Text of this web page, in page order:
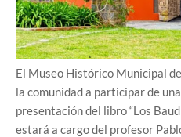
El Museo Histórico Municipal
la comunidad a participar de
presentación del libro “Los
estará a cargo del profesor